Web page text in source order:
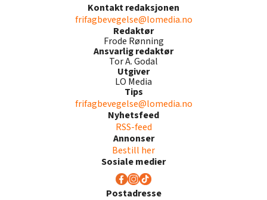
Kontakt redaksjonen
frifagbevegelse@lomedia.no
Redaktør
Frode Rønning
Ansvarlig redaktør
Tor A. Godal
Utgiver
LO Media
Tips
frifagbevegelse@lomedia.no
Nyhetsfeed
RSS-feed
Annonser
Bestill her
Sosiale medier
Postadresse